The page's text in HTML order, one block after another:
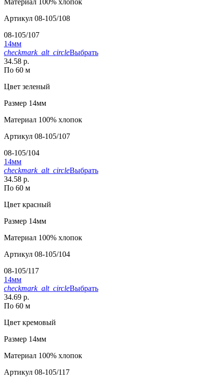
Материал 100% хлопок
Артикул 08-105/108
08-105/107
14мм
checkmark_alt_circleВыбрать
34.58 р.
По 60 м
Цвет зеленый
Размер 14мм
Материал 100% хлопок
Артикул 08-105/107
08-105/104
14мм
checkmark_alt_circleВыбрать
34.58 р.
По 60 м
Цвет красный
Размер 14мм
Материал 100% хлопок
Артикул 08-105/104
08-105/117
14мм
checkmark_alt_circleВыбрать
34.69 р.
По 60 м
Цвет кремовый
Размер 14мм
Материал 100% хлопок
Артикул 08-105/117